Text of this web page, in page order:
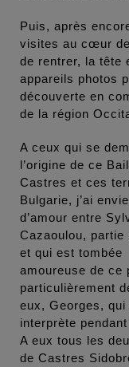
Puis, après
visites au cœur
de rentrer, la tête
appareils photos
découverte en
de la région
A ceux qui se
l’origine de ce
Castres et ces
Bulgarie, j’ai
d’amour entre
Cazaoulou, partie
et qui est tombée
amoureuse de ce
particulièrement
eux, Georges,
interprète
A eux tous les
de Castres